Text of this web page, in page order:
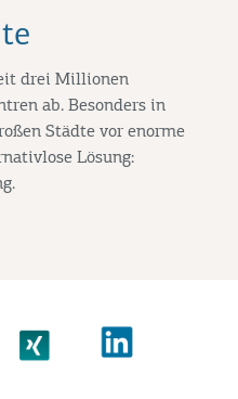
drei Millionen
ab. Besonders in
Städte vor enorme
Lösung: